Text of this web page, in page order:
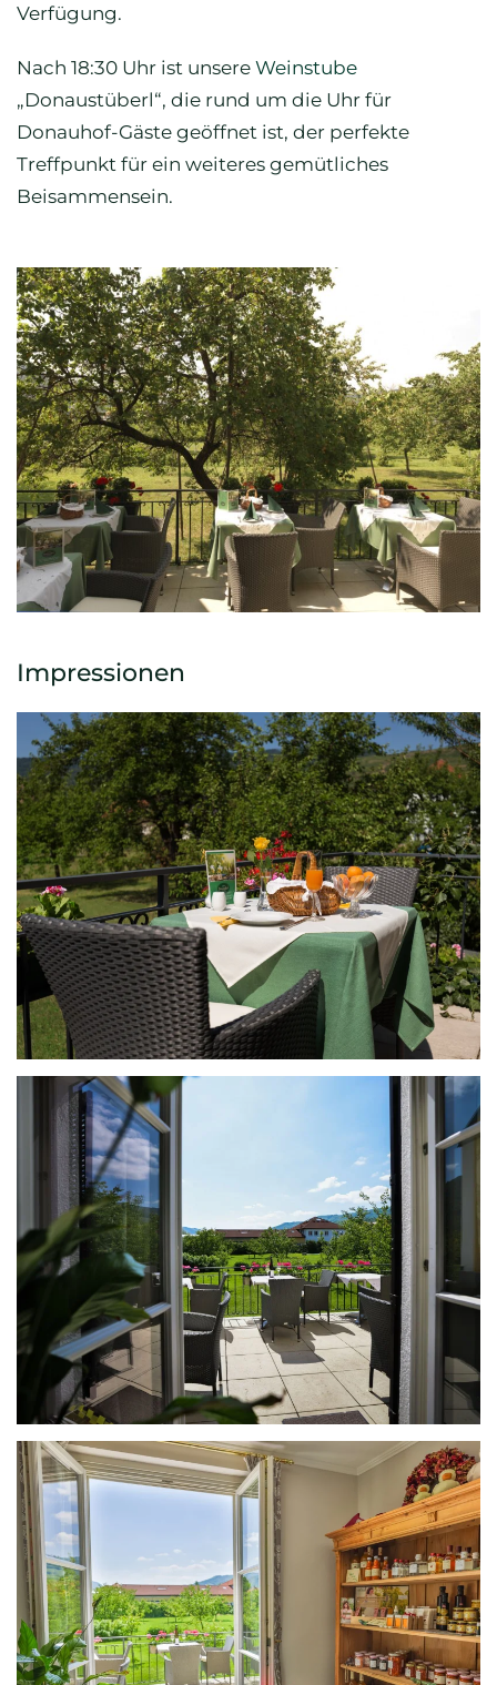
Verfügung.
Nach 18:30 Uhr ist unsere Weinstube
„Donaustüberl“, die rund um die Uhr für
Donauhof-Gäste geöffnet ist, der perfekte
Treffpunkt für ein weiteres gemütliches
Beisammensein.
Impressionen
Grössere Ansicht
Grössere Ansicht